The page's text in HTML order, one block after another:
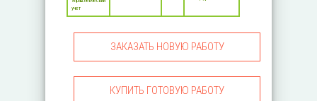
учет
ЗАКАЗАТЬ НОВУЮ РАБОТУ
КУПИТЬ ГОТОВУЮ РАБОТУ